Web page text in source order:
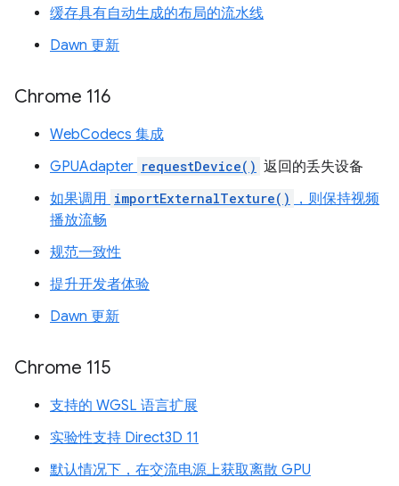
缓存具有自动生成的布局的流水线
Dawn 更新
Chrome 116
WebCodecs 集成
GPUAdapter requestDevice() 返回的丢失设备
如果调用 importExternalTexture()
，则保持视频
播放流畅
规范一致性
提升开发者体验
Dawn 更新
Chrome 115
支持的 WGSL 语言扩展
实验性支持 Direct3D 11
默认情况下，在交流电源上获取离散 GPU